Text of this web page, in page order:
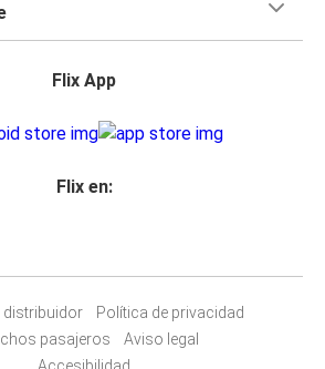
Flix App
Flix en:
Política de privacidad
pasajeros
Aviso legal
Accesibilidad